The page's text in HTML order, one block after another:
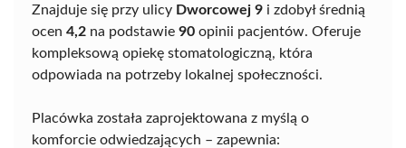
Znajduje się przy ulicy Dworcowej 9 i zdobył średnią
ocen 4,2 na podstawie 90 opinii pacjentów. Oferuje
kompleksową opiekę stomatologiczną, która
odpowiada na potrzeby lokalnej społeczności.
Placówka została zaprojektowana z myślą o
komforcie odwiedzających – zapewnia: